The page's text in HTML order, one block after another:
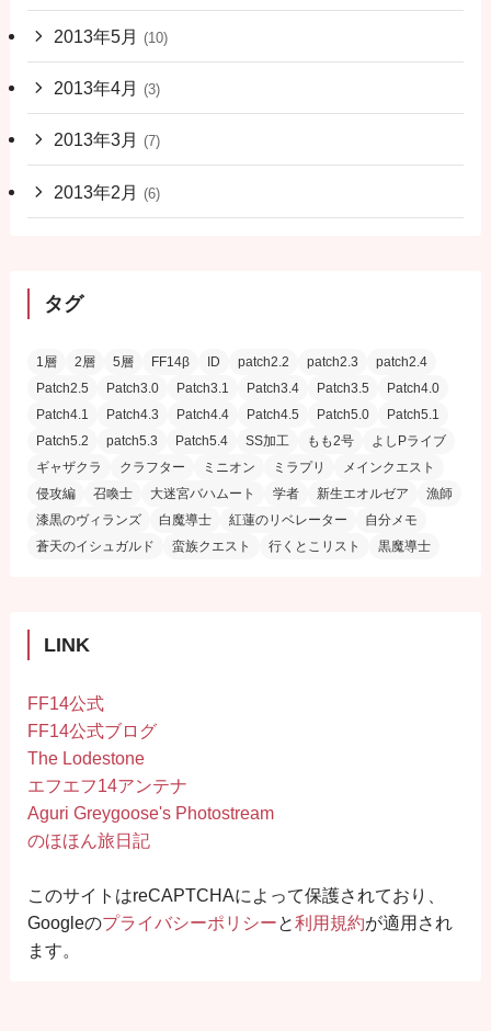
2013年5月 (10)
2013年4月 (3)
2013年3月 (7)
2013年2月 (6)
タグ
1層 2層 5層 FF14β ID patch2.2 patch2.3
patch2.4
Patch2.5
Patch3.0 Patch3.1 Patch3.4 Patch3.5
Patch4.0
Patch4.1
Patch4.3 Patch4.4 Patch4.5 Patch5.0
Patch5.1
Patch5.2
patch5.3 Patch5.4 SS加工 もも2号
よしPライブ
ギャザクラ
クラフター ミニオン ミラプリ
メインクエスト
侵攻編
召喚士 大迷宮バハムート 学者 新生エオルゼア
漁師
漆黒のヴィランズ
白魔導士 紅蓮のリベレーター
自分メモ
蒼天のイシュガルド
蛮族クエスト 行くとこリスト 黒魔導士
LINK
FF14公式
FF14公式ブログ
The Lodestone
エフエフ14アンテナ
Aguri Greygoose's Photostream
のほほん旅日記
このサイトはreCAPTCHAによって保護されており、
Googleのプライバシーポリシーと利用規約が適用され
ます。